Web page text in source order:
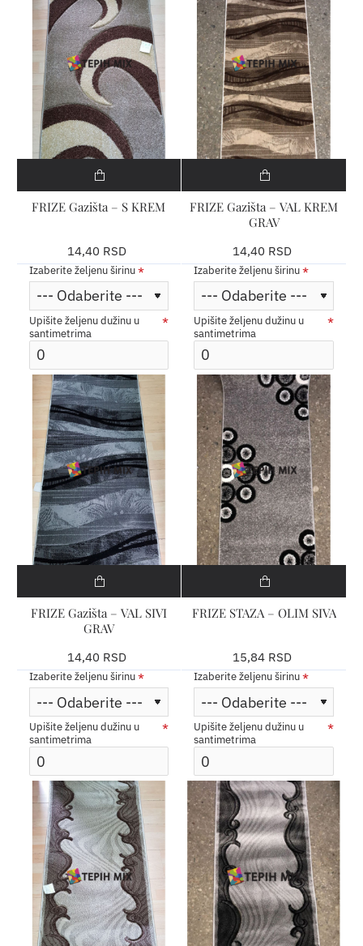
FRIZE Gazišta – S KREM
14,40 RSD
Izaberite željenu širinu
Upišite željenu dužinu u
santimetrima
FRIZE Gazišta – VAL KREM
GRAV
14,40 RSD
Izaberite željenu širinu
Upišite željenu dužinu u
santimetrima
FRIZE Gazišta – VAL SIVI
GRAV
14,40 RSD
Izaberite željenu širinu
Upišite željenu dužinu u
santimetrima
FRIZE STAZA – OLIM SIVA
15,84 RSD
Izaberite željenu širinu
Upišite željenu dužinu u
santimetrima